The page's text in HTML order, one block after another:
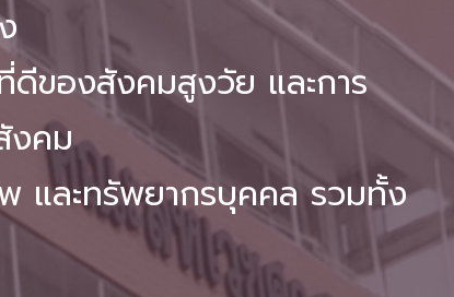
ดีของสังคมสูงวัย และการ
งคม
และทรัพยากรบุคคล รวมทั้ง